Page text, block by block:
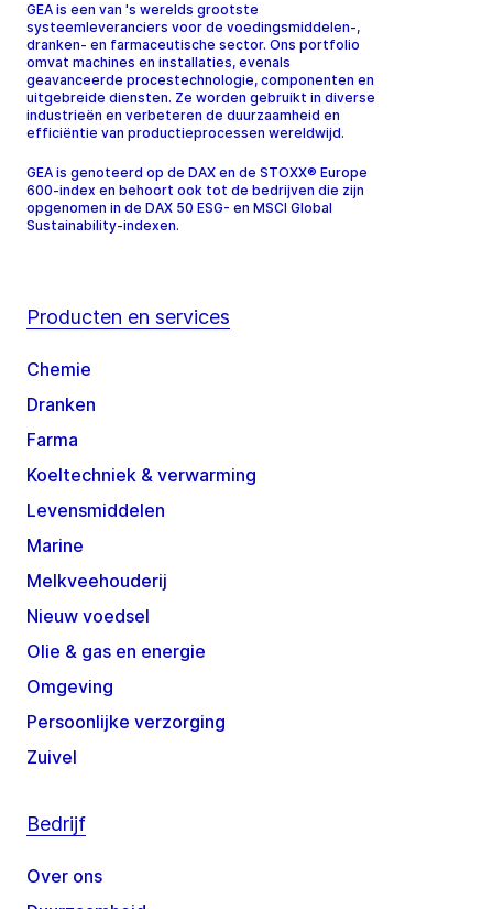
GEA is een van 's werelds grootste
systeemleveranciers voor de voedingsmiddelen-,
dranken- en farmaceutische sector. Ons portfolio
omvat machines en installaties, evenals
geavanceerde procestechnologie, componenten en
uitgebreide diensten. Ze worden gebruikt in diverse
industrieën en verbeteren de duurzaamheid en
efficiëntie van productieprocessen wereldwijd.
GEA is genoteerd op de DAX en de STOXX® Europe
600-index en behoort ook tot de bedrijven die zijn
opgenomen in de DAX 50 ESG- en MSCI Global
Sustainability-indexen.
Producten en services
Chemie
Dranken
Farma
Koeltechniek & verwarming
Levensmiddelen
Marine
Melkveehouderij
Nieuw voedsel
Olie & gas en energie
Omgeving
Persoonlijke verzorging
Zuivel
Bedrijf
Over ons